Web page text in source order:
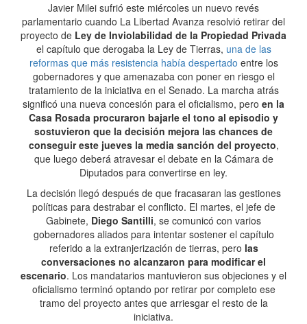
Javier Milei sufrió este miércoles un nuevo revés
parlamentario cuando La Libertad Avanza resolvió retirar del
proyecto de Ley de Inviolabilidad de la Propiedad Privada
el capítulo que derogaba la Ley de Tierras, una de las
reformas que más resistencia había despertado entre los
gobernadores y que amenazaba con poner en riesgo el
tratamiento de la iniciativa en el Senado. La marcha atrás
significó una nueva concesión para el oficialismo, pero en la
Casa Rosada procuraron bajarle el tono al episodio y
sostuvieron que la decisión mejora las chances de
conseguir este jueves la media sanción del proyecto,
que luego deberá atravesar el debate en la Cámara de
Diputados para convertirse en ley.
La decisión llegó después de que fracasaran las gestiones
políticas para destrabar el conflicto. El martes, el jefe de
Gabinete, Diego Santilli, se comunicó con varios
gobernadores aliados para intentar sostener el capítulo
referido a la extranjerización de tierras, pero las
conversaciones no alcanzaron para modificar el
escenario. Los mandatarios mantuvieron sus objeciones y el
oficialismo terminó optando por retirar por completo ese
tramo del proyecto antes que arriesgar el resto de la
iniciativa.